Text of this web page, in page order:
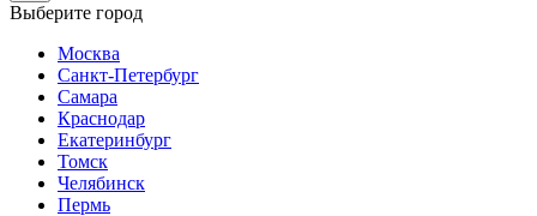
Выберите город
Москва
Санкт-Петербург
Самара
Краснодар
Екатеринбург
Томск
Челябинск
Пермь